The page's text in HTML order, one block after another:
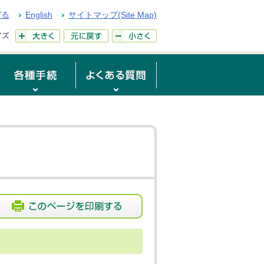
English サイトマップ(Site Map)